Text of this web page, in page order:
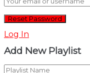
Log In
Add New Playlist